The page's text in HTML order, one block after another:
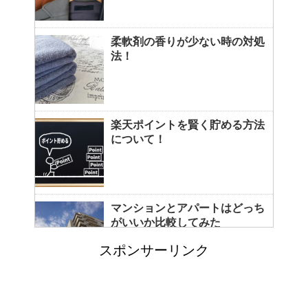
柔軟剤の香りが少ない時の対処
法！
楽天ポイントを賢く貯める方法
について！
マンションとアパートはどっち
がいいか比較してみた
スポンサーリンク